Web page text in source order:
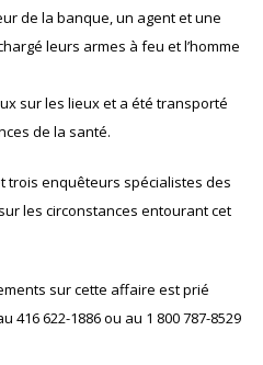
de la banque, un agent et une
leurs armes à feu et l’homme
sur les lieux et a été transporté
de la santé.
trois enquêteurs spécialistes des
les circonstances entourant cet
sur cette affaire est prié
416 622-1886 ou au 1 800 787-8529